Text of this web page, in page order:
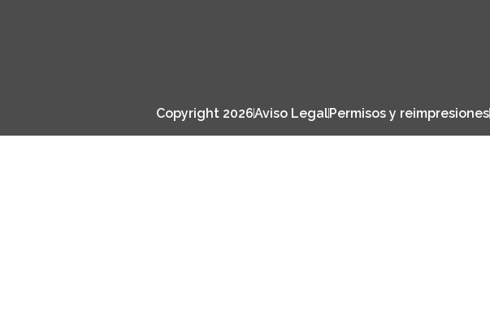
Copyright 2026Aviso LegalPermisos y reimpresiones